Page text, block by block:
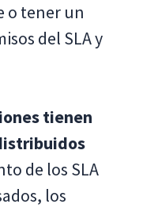
o tener un
del SLA y
tienen
de los SLA
los